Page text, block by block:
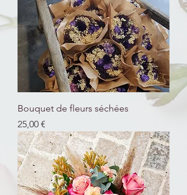
Bouquet de fleurs séchées
Prix
25,00 €